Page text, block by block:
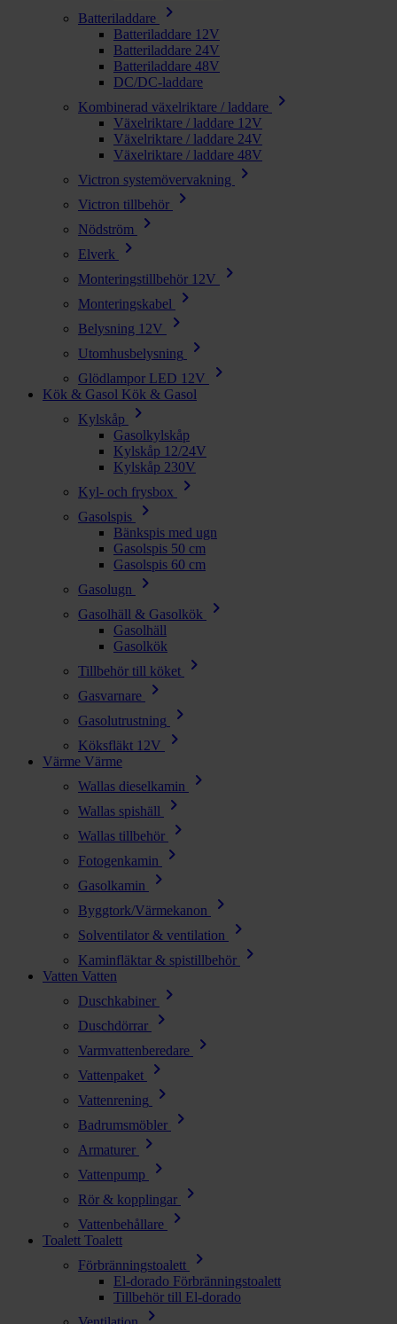
Batteriladdare
chevron_right
Batteriladdare 12V
Batteriladdare 24V
Batteriladdare 48V
DC/DC-laddare
Kombinerad växelriktare / laddare
chevron_right
Växelriktare / laddare 12V
Växelriktare / laddare 24V
Växelriktare / laddare 48V
Victron systemövervakning
chevron_right
Victron tillbehör chevron_right
Nödström chevron_right
Elverk chevron_right
Monteringstillbehör 12V chevron_right
Monteringskabel chevron_right
Belysning 12V chevron_right
Utomhusbelysning chevron_right
Glödlampor LED 12V chevron_right
Kök & Gasol Kök & Gasol
Kylskåp
chevron_right
Gasolkylskåp
Kylskåp 12/24V
Kylskåp 230V
Kyl- och frysbox
chevron_right
Gasolspis chevron_right
Bänkspis med ugn
Gasolspis 50 cm
Gasolspis 60 cm
Gasolugn
chevron_right
Gasolhäll & Gasolkök chevron_right
Gasolhäll
Gasolkök
Tillbehör till köket
chevron_right
Gasvarnare chevron_right
Gasolutrustning chevron_right
Köksfläkt 12V chevron_right
Värme Värme
Wallas dieselkamin
chevron_right
Wallas spishäll chevron_right
Wallas tillbehör chevron_right
Fotogenkamin chevron_right
Gasolkamin chevron_right
Byggtork/Värmekanon chevron_right
Solventilator & ventilation chevron_right
Kaminfläktar & spistillbehör chevron_right
Vatten Vatten
Duschkabiner
chevron_right
Duschdörrar chevron_right
Varmvattenberedare chevron_right
Vattenpaket chevron_right
Vattenrening chevron_right
Badrumsmöbler chevron_right
Armaturer chevron_right
Vattenpump chevron_right
Rör & kopplingar chevron_right
Vattenbehållare chevron_right
Toalett Toalett
Förbränningstoalett
chevron_right
El-dorado Förbränningstoalett
Tillbehör till El-dorado
chevron_right